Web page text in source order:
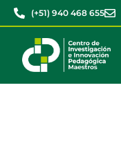
(+51) 940 468 655